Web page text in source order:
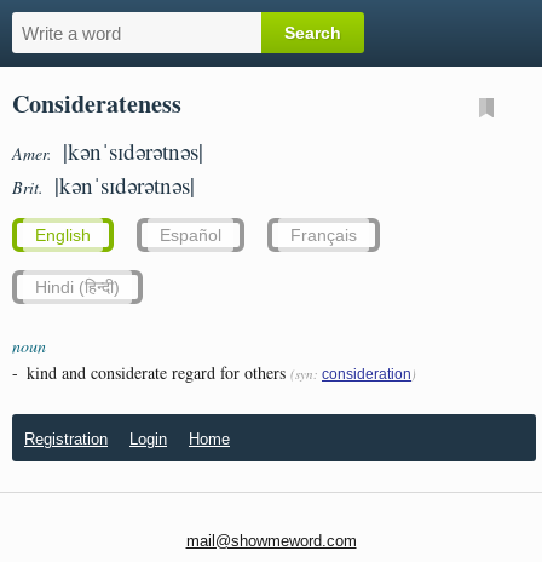
Considerateness
Amer. |kənˈsɪdərətnəs|
Brit. |kənˈsɪdərətnəs|
English Español Français
Hindi (हिन्दी)
noun
- kind and considerate regard for others (syn: consideration)
Registration Login Home
mail@showmeword.com